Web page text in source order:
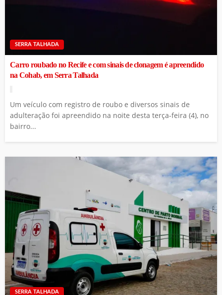
SERRA TALHADA
Carro roubado no Recife e com sinais de clonagem é apreendido
na Cohab, em Serra Talhada
Um veículo com registro de roubo e diversos sinais de
adulteração foi apreendido na noite desta terça-feira (4), no
bairro...
SERRA TALHADA